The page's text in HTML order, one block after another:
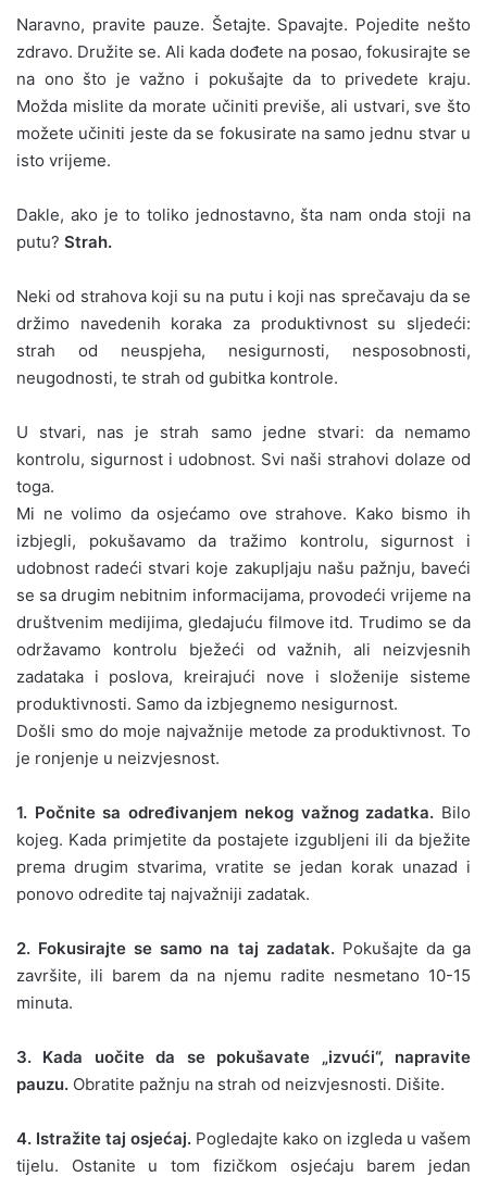
Naravno, pravite pauze. Šetajte. Spavajte. Pojedite nešto
zdravo. Družite se. Ali kada dođete na posao, fokusirajte se
na ono što je važno i pokušajte da to privedete kraju.
Možda mislite da morate učiniti previše, ali ustvari, sve što
možete učiniti jeste da se fokusirate na samo jednu stvar u
isto vrijeme.
Dakle, ako je to toliko jednostavno, šta nam onda stoji na
putu? Strah.
Neki od strahova koji su na putu i koji nas sprečavaju da se
držimo navedenih koraka za produktivnost su sljedeći:
strah od neuspjeha, nesigurnosti, nesposobnosti,
neugodnosti, te strah od gubitka kontrole.
U stvari, nas je strah samo jedne stvari: da nemamo
kontrolu, sigurnost i udobnost. Svi naši strahovi dolaze od
toga.
Mi ne volimo da osjećamo ove strahove. Kako bismo ih
izbjegli, pokušavamo da tražimo kontrolu, sigurnost i
udobnost radeći stvari koje zakupljaju našu pažnju, baveći
se sa drugim nebitnim informacijama, provodeći vrijeme na
društvenim medijima, gledajuću filmove itd. Trudimo se da
održavamo kontrolu bježeći od važnih, ali neizvjesnih
zadataka i poslova, kreirajući nove i složenije sisteme
produktivnosti. Samo da izbjegnemo nesigurnost.
Došli smo do moje najvažnije metode za produktivnost. To
je ronjenje u neizvjesnost.
1. Počnite sa određivanjem nekog važnog zadatka. Bilo
kojeg. Kada primjetite da postajete izgubljeni ili da bježite
prema drugim stvarima, vratite se jedan korak unazad i
ponovo odredite taj najvažniji zadatak.
2. Fokusirajte se samo na taj zadatak.Pokušajte da ga
završite, ili barem da na njemu radite nesmetano 10-15
minuta.
3. Kada uočite da se pokušavate „izvući“, napravite
pauzu. Obratite pažnju na strah od neizvjesnosti. Dišite.
4. Istražite taj osjećaj. Pogledajte kako on izgleda u vašem
tijelu. Ostanite u tom fizičkom osjećaju barem jedan